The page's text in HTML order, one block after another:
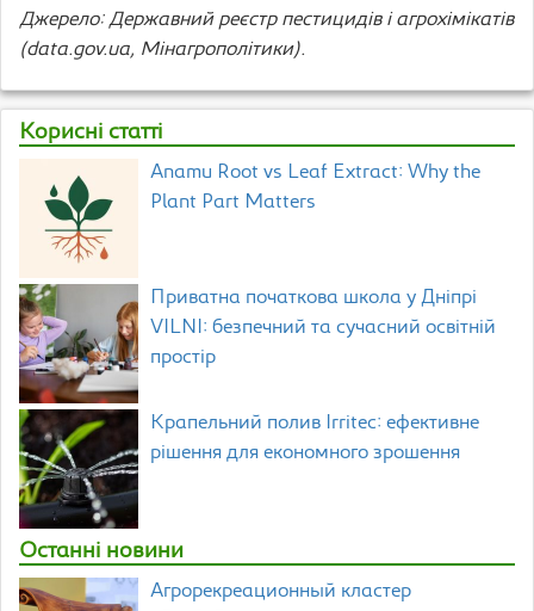
Джерело: Державний реєстр пестицидів і агрохімікатів
(data.gov.ua, Мінагрополітики).
Корисні статті
Anamu Root vs Leaf Extract: Why the
Plant Part Matters
Приватна початкова школа у Дніпрі
VILNI: безпечний та сучасний освітній
простір
Крапельний полив Irritec: ефективне
рішення для економного зрошення
Останні новини
Агрорекреационный кластер